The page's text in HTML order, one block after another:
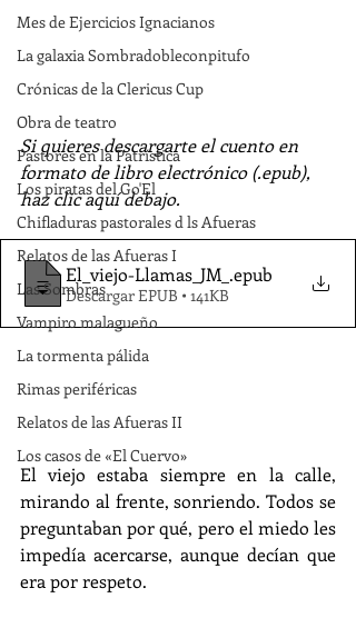
Mes de Ejercicios Ignacianos
La galaxia Sombradobleconpitufo
Crónicas de la Clericus Cup
Obra de teatro
Pastores en la Patrística
Los piratas del Go'El
Chifladuras pastorales d ls Afueras
Relatos de las Afueras I
Las Sombras
Vampiro malagueño
La tormenta pálida
Rimas periféricas
Relatos de las Afueras II
Los casos de «El Cuervo»
Si quieres descargarte el cuento en
formato de libro electrónico (.epub),
haz clic aquí debajo.
El_viejo-Llamas_JM_ .epub
Descargar EPUB • 141KB
El viejo estaba siempre en la calle,
mirando al frente, sonriendo. Todos se
preguntaban por qué, pero el miedo les
impedía acercarse, aunque decían que
era por respeto.